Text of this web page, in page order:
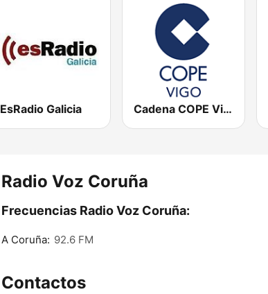
EsRadio Galicia Cadena COPE Vigo
Radio Voz Coruña
Frecuencias Radio Voz Coruña:
A Coruña: 92.6 FM
Contactos